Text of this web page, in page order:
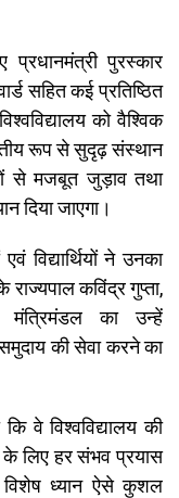
पुरस्कार
सहित कई प्रतिष्ठित
को वैश्विक
रूप से सुदृढ़ संस्थान
से मजबूत जुड़ाव तथा
दिया जाएगा।
विद्यार्थियों ने उनका
कविंद्र गुप्ता,
का उन्हें
समुदाय की सेवा करने का
वे विश्वविद्यालय की
के लिए हर संभव प्रयास
विशेष ध्यान ऐसे कुशल